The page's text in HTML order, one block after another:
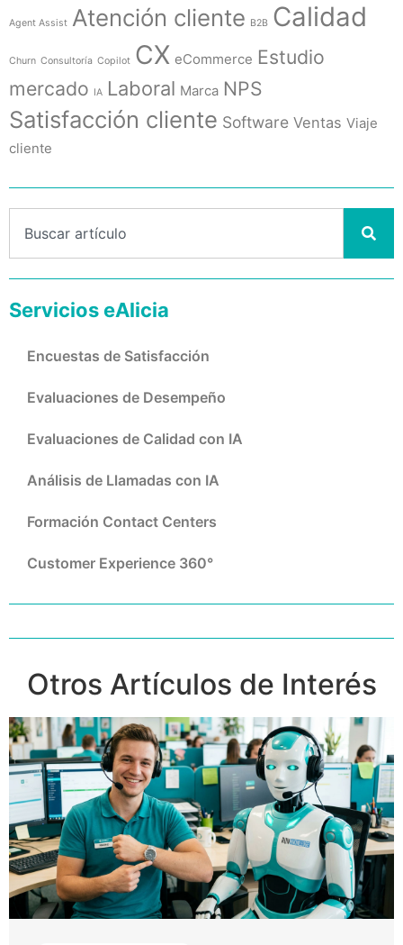
Agent Assist Atención cliente B2B Calidad
Churn Consultoría Copilot CX eCommerce Estudio
mercado IA Laboral Marca NPS
Satisfacción cliente Software Ventas Viaje
cliente
Servicios eAlicia
Encuestas de Satisfacción
Evaluaciones de Desempeño
Evaluaciones de Calidad con IA
Análisis de Llamadas con IA
Formación Contact Centers
Customer Experience 360°
Otros Artículos de Interés